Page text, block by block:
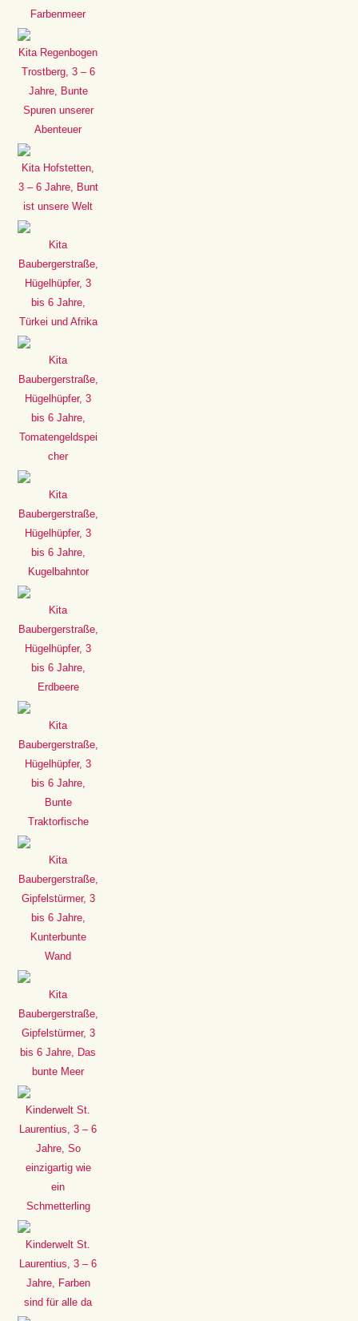
Farbenmeer
Kita Regenbogen
Trostberg, 3 – 6
Jahre, Bunte
Spuren unserer
Abenteuer
Kita Hofstetten,
3 – 6 Jahre, Bunt
ist unsere Welt
Kita
Baubergerstraße,
Hügelhüpfer, 3
bis 6 Jahre,
Türkei und Afrika
Kita
Baubergerstraße,
Hügelhüpfer, 3
bis 6 Jahre,
Tomatengeldspei
cher
Kita
Baubergerstraße,
Hügelhüpfer, 3
bis 6 Jahre,
Kugelbahntor
Kita
Baubergerstraße,
Hügelhüpfer, 3
bis 6 Jahre,
Erdbeere
Kita
Baubergerstraße,
Hügelhüpfer, 3
bis 6 Jahre,
Bunte
Traktorfische
Kita
Baubergerstraße,
Gipfelstürmer, 3
bis 6 Jahre,
Kunterbunte
Wand
Kita
Baubergerstraße,
Gipfelstürmer, 3
bis 6 Jahre, Das
bunte Meer
Kinderwelt St.
Laurentius, 3 – 6
Jahre, So
einzigartig wie
ein
Schmetterling
Kinderwelt St.
Laurentius, 3 – 6
Jahre, Farben
sind für alle da